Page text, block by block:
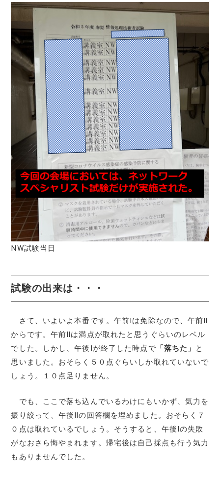
NW試験当日
試験の出来は・・・
さて、いよいよ本番です。午前Ⅰは免除なので、午前Ⅱ
からです。午前Ⅱは満点が取れたと思うぐらいのレベル
でした。しかし、午後Ⅰが終了した時点で 「落ちた」 と
思いました。おそらく５０点ぐらいしか取れていないで
しょう。１０点足りません。
でも、ここで落ち込んでいるわけにもいかず、気力を
振り絞って、午後Ⅱの回答欄を埋めました。おそらく７
０点は取れているでしょう。そうすると、午後Ⅰの失敗
がなおさら悔やまれます。帰宅後は自己採点も行う気力
もありませんでした。